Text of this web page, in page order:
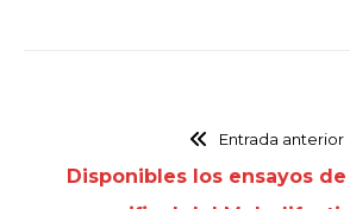
Entrada anterior
Disponibles los ensayos